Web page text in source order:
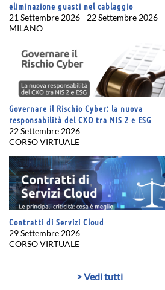
eliminazione guasti nel cablaggio
21 Settembre 2026 - 22 Settembre 2026
MILANO
Governare il Rischio Cyber: la nuova
responsabilità del CXO tra NIS 2 e ESG
22 Settembre 2026
CORSO VIRTUALE
Contratti di Servizi Cloud
29 Settembre 2026
CORSO VIRTUALE
> Vedi tutti